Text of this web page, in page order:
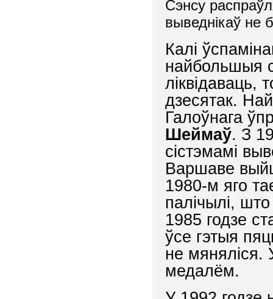
Сэнсу
выведнікаў не
Калі
найбольшыя
ліквідаваць,
дзесятак.
Галоўнага
Шеймаў. З
сістэмамі
Варшаве
1980-м яго
палічылі,
1985 годзе
ўсе гэтыя
не мяняліся.
медалём.